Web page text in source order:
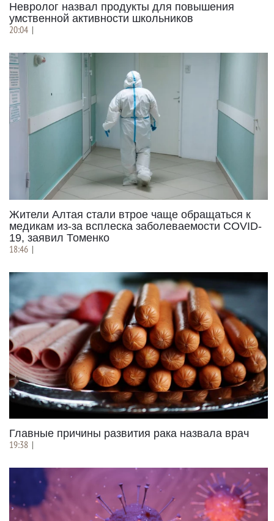
Невролог назвал продукты для повышения
умственной активности школьников
20:04 |
Жители Алтая стали втрое чаще обращаться к
медикам из-за всплеска заболеваемости COVID-
19, заявил Томенко
18:46 |
Главные причины развития рака назвала врач
19:38